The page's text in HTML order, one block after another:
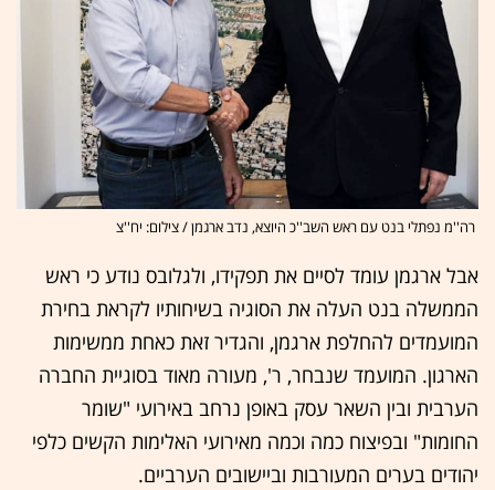
רה''מ נפתלי בנט עם ראש השב''כ היוצא, נדב ארגמן / צילום: יח''צ
אבל ארגמן עומד לסיים את תפקידו, ולגלובס נודע כי ראש
הממשלה בנט העלה את הסוגיה בשיחותיו לקראת בחירת
המועמדים להחלפת ארגמן, והגדיר זאת כאחת ממשימות
הארגון. המועמד שנבחר, ר', מעורה מאוד בסוגיית החברה
הערבית ובין השאר עסק באופן נרחב באירועי "שומר
החומות" ובפיצוח כמה וכמה מאירועי האלימות הקשים כלפי
יהודים בערים המעורבות וביישובים הערביים.